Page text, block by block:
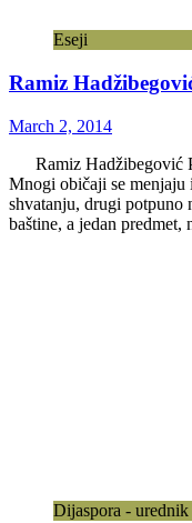
Eseji
Ramiz
March 2, 2014
Ramiz Hadžibegović
Mnogi običaji se
shvatanju, drugi potpuno
baštine, a jedan predmet,
Dijaspora -